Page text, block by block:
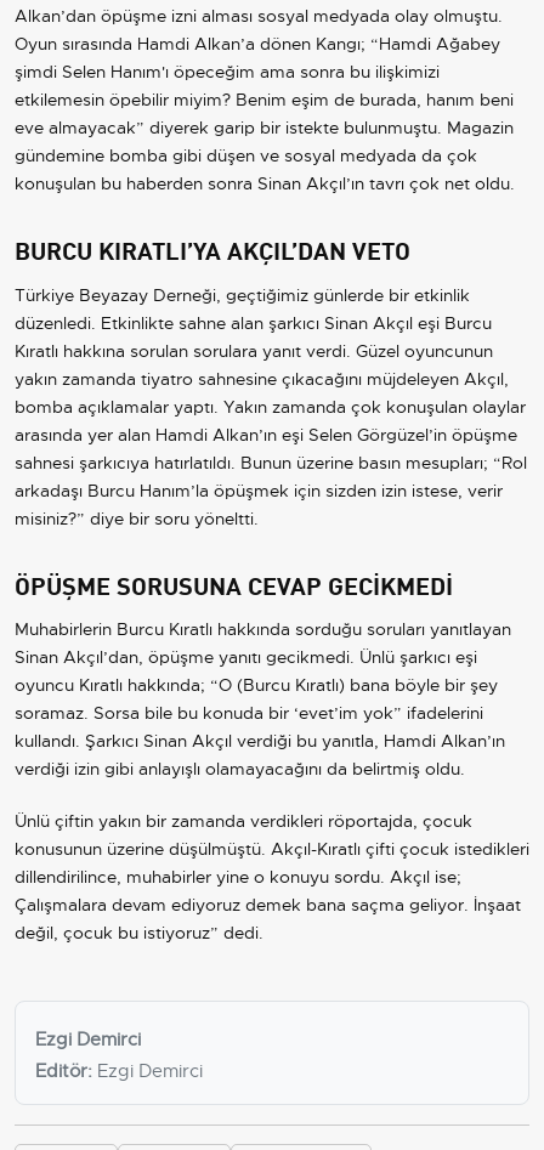
Alkan’dan öpüşme izni alması sosyal medyada olay olmuştu.
Oyun sırasında Hamdi Alkan’a dönen Kangı; “Hamdi Ağabey
şimdi Selen Hanım'ı öpeceğim ama sonra bu ilişkimizi
etkilemesin öpebilir miyim? Benim eşim de burada, hanım beni
eve almayacak” diyerek garip bir istekte bulunmuştu. Magazin
gündemine bomba gibi düşen ve sosyal medyada da çok
konuşulan bu haberden sonra Sinan Akçıl’ın tavrı çok net oldu.
BURCU KIRATLI’YA AKÇIL’DAN VETO
Türkiye Beyazay Derneği, geçtiğimiz günlerde bir etkinlik
düzenledi. Etkinlikte sahne alan şarkıcı Sinan Akçıl eşi Burcu
Kıratlı hakkına sorulan sorulara yanıt verdi. Güzel oyuncunun
yakın zamanda tiyatro sahnesine çıkacağını müjdeleyen Akçıl,
bomba açıklamalar yaptı. Yakın zamanda çok konuşulan olaylar
arasında yer alan Hamdi Alkan’ın eşi Selen Görgüzel’in öpüşme
sahnesi şarkıcıya hatırlatıldı. Bunun üzerine basın mesupları; “Rol
arkadaşı Burcu Hanım’la öpüşmek için sizden izin istese, verir
misiniz?” diye bir soru yöneltti.
ÖPÜŞME SORUSUNA CEVAP GECİKMEDİ
Muhabirlerin Burcu Kıratlı hakkında sorduğu soruları yanıtlayan
Sinan Akçıl’dan, öpüşme yanıtı gecikmedi. Ünlü şarkıcı eşi
oyuncu Kıratlı hakkında; “O (Burcu Kıratlı) bana böyle bir şey
soramaz. Sorsa bile bu konuda bir ‘evet’im yok” ifadelerini
kullandı. Şarkıcı Sinan Akçıl verdiği bu yanıtla, Hamdi Alkan’ın
verdiği izin gibi anlayışlı olamayacağını da belirtmiş oldu.
Ünlü çiftin yakın bir zamanda verdikleri röportajda, çocuk
konusunun üzerine düşülmüştü. Akçıl-Kıratlı çifti çocuk istedikleri
dillendirilince, muhabirler yine o konuyu sordu. Akçıl ise;
Çalışmalara devam ediyoruz demek bana saçma geliyor. İnşaat
değil, çocuk bu istiyoruz” dedi.
Ezgi Demirci
Editör: Ezgi Demirci